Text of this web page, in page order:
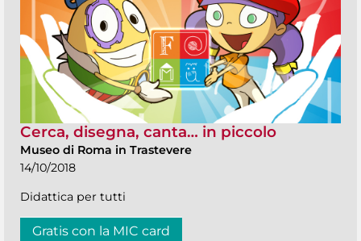
Cerca, disegna, canta… in piccolo
Museo di Roma in Trastevere
14/10/2018
Didattica per tutti
Gratis con la MIC card